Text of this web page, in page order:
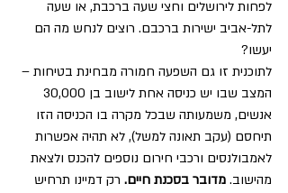
לפחות לירושלים וחצי שעה ברכבת, או שעה
לתל-אביב ישירות ברכבם. רוצים לנחש מה הם
יעשו?
לתוכנית זו גם השפעה חמורה מבחינת בטיחות –
אנשים, משמעותה שבכל מקרה בו הכניסה הזו
תיחסם (עקב תאונה למשל), לא תהיה אפשרות
לאמבולנסים ורכבי חירום נוספים להכנס ולצאת
מהישוב. מדובר בסכנת חיים. רק דמיינו תרחיש